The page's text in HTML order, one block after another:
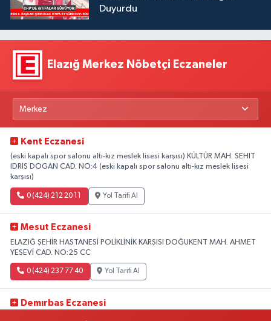
Duyurdu
Elazığ Merkez Nöbetçi Eczaneler
Kent Eczanesi
(eski kapalı spor salonu altı-kız meslek lisesi karşısı) KÜLTÜR MAH. SEHIT
IDRIS DOGAN CAD. NO:4 (eski kapalı spor salonu altı-kız meslek lisesi
karşısı)
0 (424) 212 20 11 Yol Tarifi Al
Mesut Eczanesi
ELAZIĞ ŞEHİR HASTANESİ POLİKLİNİK KARŞISI DOĞUKENT MAH. AHMET
YESEVİ CAD. NO:25 CC
0 (424) 237 77 40 Yol Tarifi Al
Demırbas Eczanesi